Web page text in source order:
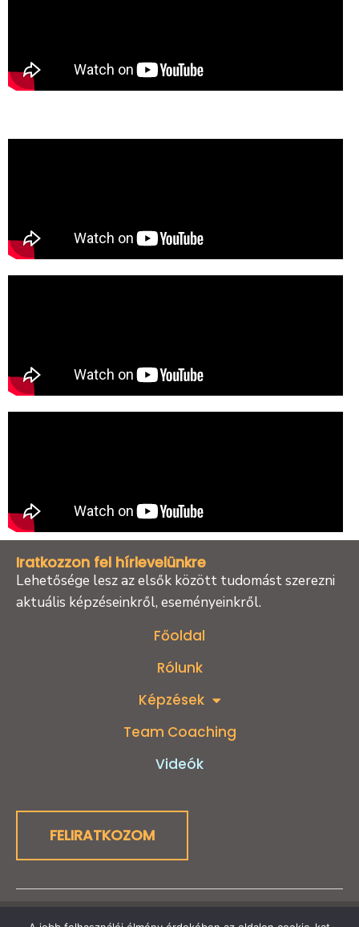
Iratkozzon fel hírlevelünkre
Lehetősége lesz az elsők között tudomást szerezni
aktuális képzéseinkről, eseményeinkről.
Főoldal
Rólunk
Képzések
Team Coaching
Videók
FELIRATKOZOM